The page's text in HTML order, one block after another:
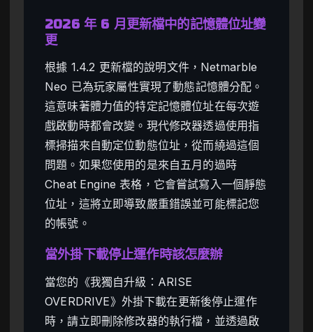
2026 年 6 月更新檔中的記憶體位址變
更
根據 1.4.2 更新檔的說明文件，Netmarble
Neo 已為玩家屬性實現了動態記憶體分配。
這意味著體力值的特定記憶體位址在每次遊
戲啟動時都會改變。現代修改器透過使用指
標掃描來自動定位動態位址，從而繞過這個
問題。如果您使用的是來自五月的過時
Cheat Engine 表格，它會嘗試寫入一個靜態
位址，這將立即導致嚴重錯誤並可能標記您
的帳號。
當外掛下載停止運作時該怎麼辦
當您的《我獨自升級：ARISE
OVERDRIVE》外掛下載在更新後停止運作
時，請立即刪除修改器的執行檔，並透過啟